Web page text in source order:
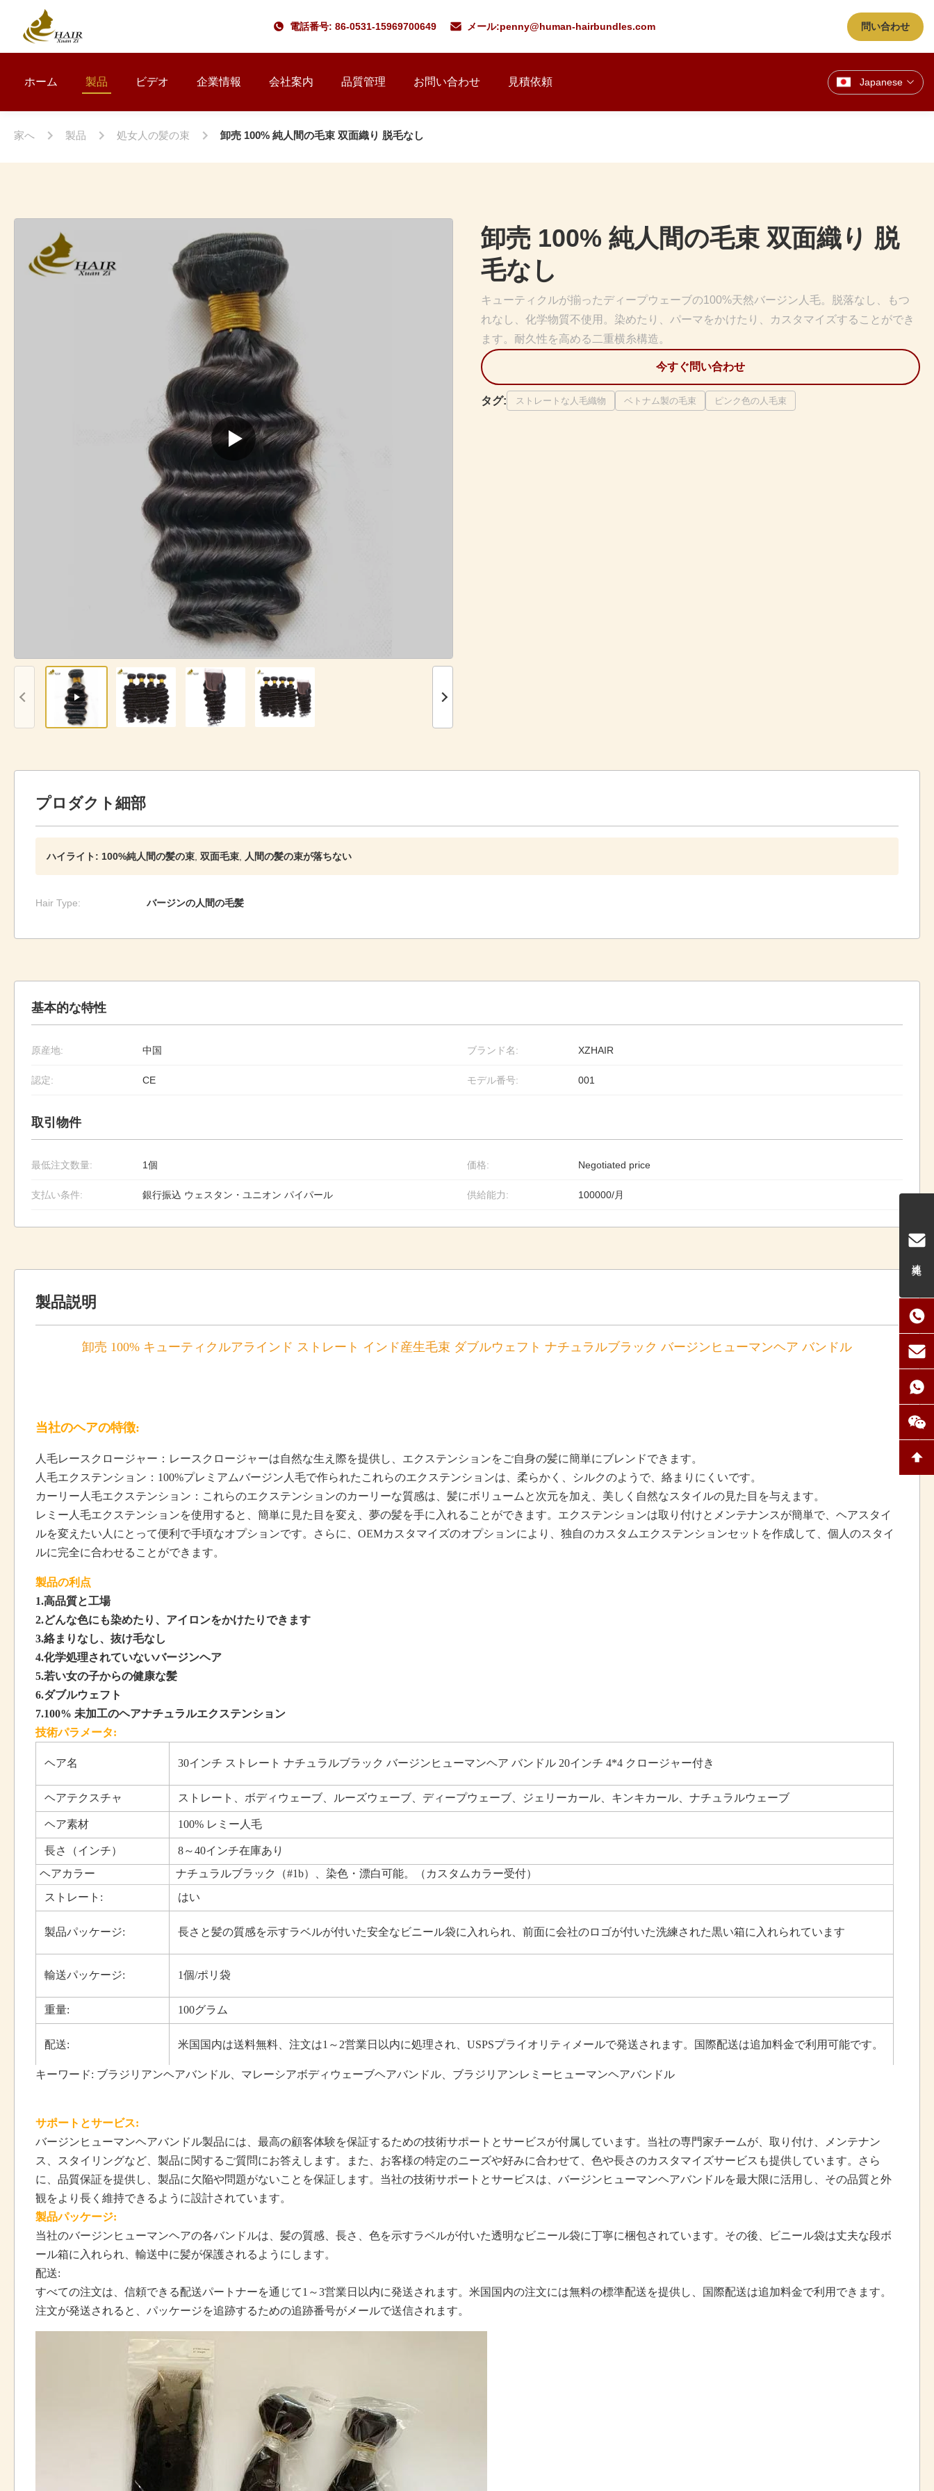
電話番号: 86-0531-15969700649 メール:penny@human-hairbundles.com 問い合わせ
ホーム 製品 ビデオ 企業情報 会社案内 品質管理 お問い合わせ 見積依頼 Japanese
家へ 製品 処女人の髪の束 卸売 100% 純人間の毛束 双面織り 脱毛なし
卸売 100% 純人間の毛束 双面織り 脱
毛なし
キューティクルが揃ったディープウェーブの100%天然バージン人毛。脱落なし、もつ
れなし、化学物質不使用。染めたり、パーマをかけたり、カスタマイズすることができ
ます。耐久性を高める二重横糸構造。
今すぐ問い合わせ
タグ: ストレートな人毛織物 ベトナム製の毛束 ピンク色の人毛束
プロダクト細部
ハイライト: 100%純人間の髪の束 双面毛束 人間の髪の束が落ちない
Hair Type: バージンの人間の毛髪
基本的な特性
原産地: 中国 ブランド名: XZHAIR
認定: CE モデル番号: 001
取引物件
最低注文数量: 1個 価格: Negotiated price
支払い条件: 銀行振込 ウェスタン・ユニオン パイパール 供給能力: 100000/月
製品説明
卸売 100% キューティクルアラインド ストレート インド産生毛束 ダブルウェフト ナチュラルブラック バージンヒューマンヘア バンドル
当社のヘアの特徴:
人毛レースクロージャー：レースクロージャーは自然な生え際を提供し、エクステンションをご自身の髪に簡単にブレンドできます。
人毛エクステンション：100%プレミアムバージン人毛で作られたこれらのエクステンションは、柔らかく、シルクのようで、絡まりにくいです。
カーリー人毛エクステンション：これらのエクステンションのカーリーな質感は、髪にボリュームと次元を加え、美しく自然なスタイルの見た目を与えます。
レミー人毛エクステンションを使用すると、簡単に見た目を変え、夢の髪を手に入れることができます。エクステンションは取り付けとメンテナンスが簡単で、ヘアスタイ
ルを変えたい人にとって便利で手頃なオプションです。さらに、OEMカスタマイズのオプションにより、独自のカスタムエクステンションセットを作成して、個人のスタイ
ルに完全に合わせることができます。
製品の利点
1.高品質と工場
2.どんな色にも染めたり、アイロンをかけたりできます
3.絡まりなし、抜け毛なし
4.化学処理されていないバージンヘア
5.若い女の子からの健康な髪
6.ダブルウェフト
7.100% 未加工のヘアナチュラルエクステンション
技術パラメータ:
ヘア名 30インチ ストレート ナチュラルブラック バージンヒューマンヘア バンドル 20インチ 4*4 クロージャー付き
ヘアテクスチャ ストレート、ボディウェーブ、ルーズウェーブ、ディープウェーブ、ジェリーカール、キンキカール、ナチュラルウェーブ
ヘア素材 100% レミー人毛
長さ（インチ）
8～40インチ在庫あり
ヘアカラー
ナチュラルブラック（#1b）、染色・漂白可能。（カスタムカラー受付）
ストレート:
はい
製品パッケージ: 長さと髪の質感を示すラベルが付いた安全なビニール袋に入れられ、前面に会社のロゴが付いた洗練された黒い箱に入れられています
輸送パッケージ: 1個/ポリ袋
重量: 100グラム
配送: 米国国内は送料無料、注文は1～2営業日以内に処理され、USPSプライオリティメールで発送されます。国際配送は追加料金で利用可能です。
キーワード: ブラジリアンヘアバンドル、マレーシアボディウェーブヘアバンドル、ブラジリアンレミーヒューマンヘアバンドル
サポートとサービス:
バージンヒューマンヘアバンドル製品には、最高の顧客体験を保証するための技術サポートとサービスが付属しています。当社の専門家チームが、取り付け、メンテナン
ス、スタイリングなど、製品に関するご質問にお答えします。また、お客様の特定のニーズや好みに合わせて、色や長さのカスタマイズサービスも提供しています。さら
に、品質保証を提供し、製品に欠陥や問題がないことを保証します。当社の技術サポートとサービスは、バージンヒューマンヘアバンドルを最大限に活用し、その品質と外
観をより長く維持できるように設計されています。
製品パッケージ:
当社のバージンヒューマンヘアの各バンドルは、髪の質感、長さ、色を示すラベルが付いた透明なビニール袋に丁寧に梱包されています。その後、ビニール袋は丈夫な段ボ
ール箱に入れられ、輸送中に髪が保護されるようにします。
配送:
すべての注文は、信頼できる配送パートナーを通じて1～3営業日以内に発送されます。米国国内の注文には無料の標準配送を提供し、国際配送は追加料金で利用できます。
注文が発送されると、パッケージを追跡するための追跡番号がメールで送信されます。